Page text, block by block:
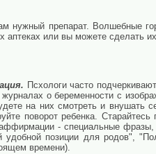
нужный препарат. Волшебные
аптеках или вы можете сделать
Псхологи часто
журналах о беременности с
на них смотреть и внушать
поворот ребенка.
- специальные фразы,
позиции для родов",
времени).